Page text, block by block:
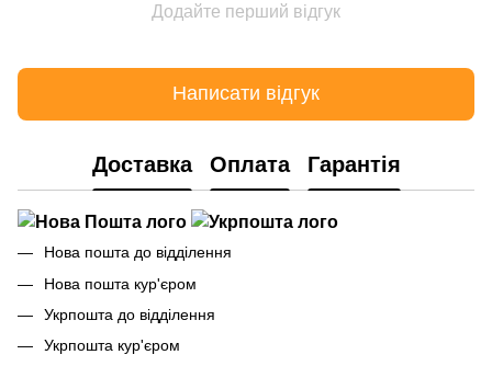
Додайте перший відгук
Написати відгук
Доставка Оплата Гарантія
Нова пошта до відділення
Нова пошта кур'єром
Укрпошта до відділення
Укрпошта кур'єром